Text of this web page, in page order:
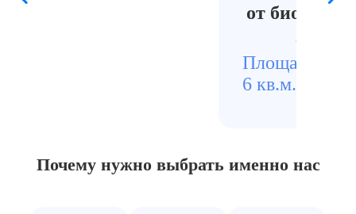
от
следов
Площадь
6 кв.м.
Почему нужно выбрать именно нас